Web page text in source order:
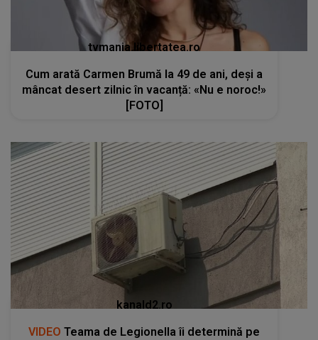
tvmania.libertatea.ro
Cum arată Carmen Brumă la 49 de ani, deși a
mâncat desert zilnic în vacanță: «Nu e noroc!»
[FOTO]
kanald2.ro
VIDEO Teama de Legionella îi determină pe